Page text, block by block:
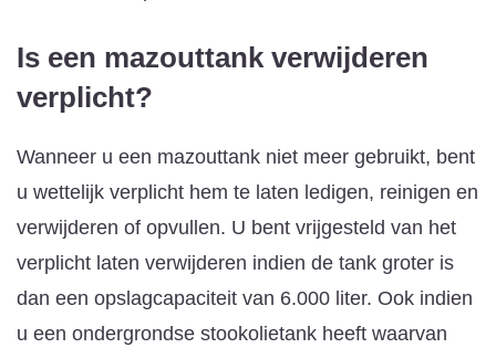
Is een mazouttank verwijderen
verplicht?
Wanneer u een mazouttank niet meer gebruikt, bent
u wettelijk verplicht hem te laten ledigen, reinigen en
verwijderen of opvullen. U bent vrijgesteld van het
verplicht laten verwijderen indien de tank groter is
dan een opslagcapaciteit van 6.000 liter. Ook indien
u een ondergrondse stookolietank heeft waarvan